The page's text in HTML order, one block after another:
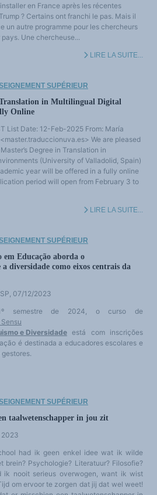
en France après les récentes
? Certains ont franchi le pas. Mais il
un autre programme pour les chercheurs
Une chercheuse...
LIRE LA SUITE...
SUPÉRIEUR
in Multilingual Digital
Online
List Date: 12-Feb-2025 From: María
We are pleased
Degree in Translation in
(University of Valladolid, Spain)
year will be offered in a fully online
period will open from February 3 to
LIRE LA SUITE...
SUPÉRIEUR
em Educação aborda o
diversidade como eixos centrais da
07/12/2023
semestre de 2024, o curso de
e Diversidade está com inscrições
é destinada a educadores escolares e
SUPÉRIEUR
taalwetenschapper in jou zit
2023
had ik geen enkel idee wat ik wilde
brein? Psychologie? Literatuur? Filosofie?
ik nooit serieus overwogen, want ik wist
om ervoor te zorgen dat jij dat wel weet!